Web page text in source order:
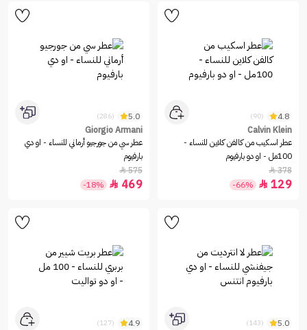
4.8
(90)
Calvin Klein
عطر اسكيب من كالفن كلاين للنساء -
100مل - او دو بارفيوم
378

129

-66%
5.0
(286)
Giorgio Armani
عطر سي من جورجيو أرماني للنساء - او دي
بارفيوم
575

469

-18%
5.0
(143)
4.9
(127)